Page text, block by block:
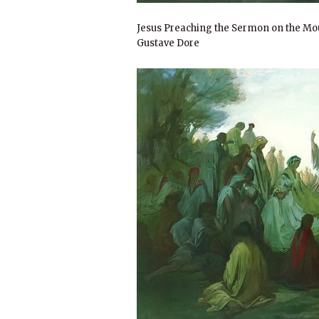
Jesus Preaching the Sermon on the
Gustave Dore